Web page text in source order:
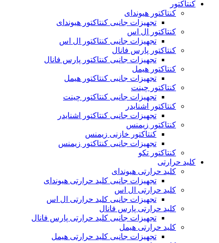
کنتاکتور
کنتاکتور هیوندای
تجهیزات جانبی کنتاکتور هیوندای
کنتاکتور ال اس
تجهیزات جانبی کنتاکتور ال اس
کنتاکتور پارس فانال
تجهیزات جانبی کنتاکتور پارس فانال
کنتاکتور هیمل
تجهیزات جانبی کنتاکتور هیمل
کنتاکتور چینت
تجهیزات جانبی کنتاکتور چینت
کنتاکتور اشنایدر
تجهیزات جانبی کنتاکتور اشنایدر
کنتاکتور زیمنس
کنتاکتور خازنی زیمنس
تجهیزات جانبی کنتاکتور زیمنس
کنتاکتور تکو
کلید حرارتی
کلید حرارتی هیوندای
تجهیزات جانبی کلید حرارتی هیوندای
کلید حرارتی ال اس
تجهیزات جانبی کلید حرارتی ال اس
کلید حرارتی پارس فانال
تجهیزات جانبی کلید حرارتی پارس فانال
کلید حرارتی هیمل
تجهیزات جانبی کلید حرارتی هیمل